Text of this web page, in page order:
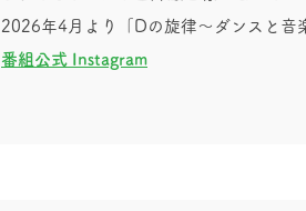
2026年4月より「Dの旋律～ダンスと音
番組公式 Instagram